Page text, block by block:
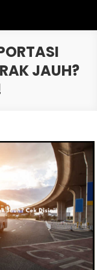
JAUH?